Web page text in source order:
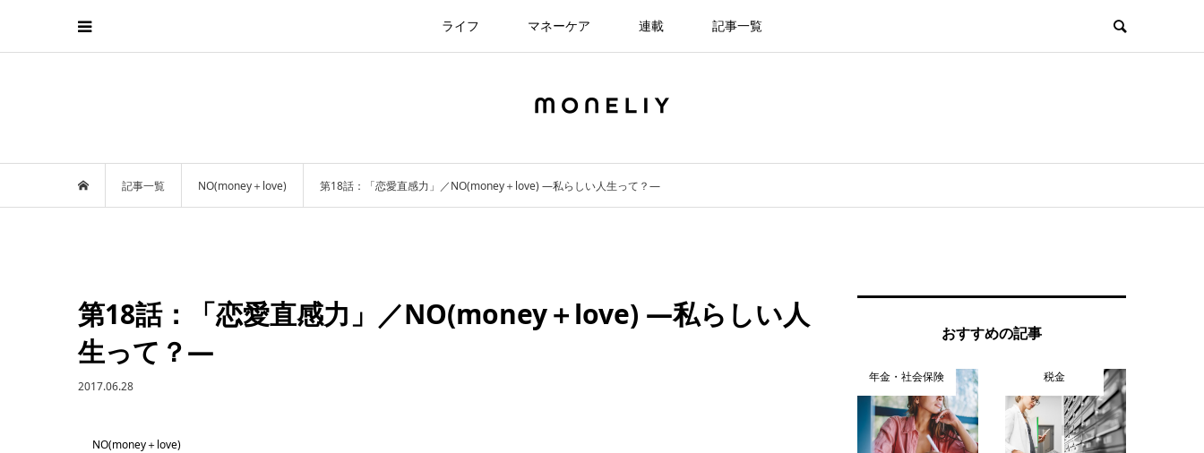
ライフ マネーケア 連載 記事一覧
記事一覧 NO(money＋love) 第18話：「恋愛直感力」／NO(money＋love) —私らしい人生って？—
第18話：「恋愛直感力」／NO(money＋love) —私らしい人
生って？—
2017.06.28
NO(money＋love)
おすすめの記事
年金・社会保険 税金